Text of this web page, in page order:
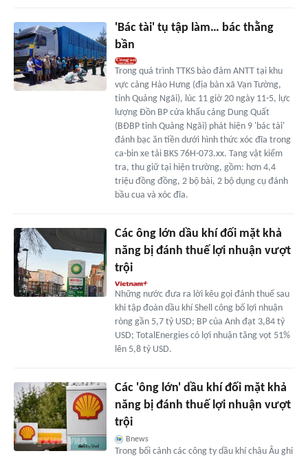
'Bác tài' tụ tập làm… bác thằng
bần
Trong quá trình TTKS bảo đảm ANTT tại khu
vực cảng Hào Hưng (địa bàn xã Vạn Tường,
tỉnh Quảng Ngãi), lúc 11 giờ 20 ngày 11-5, lực
lượng Đồn BP cửa khẩu cảng Dung Quất
(BĐBP tỉnh Quảng Ngãi) phát hiện 9 'bác tài'
đánh bạc ăn tiền dưới hình thức xóc đĩa trong
ca-bin xe tải BKS 76H-073.xx. Tang vật kiểm
tra, thu giữ tại hiện trường, gồm: hơn 4,4
triệu đồng đồng, 2 bộ bài, 2 bộ dụng cụ đánh
bầu cua và xóc đĩa.
Các ông lớn dầu khí đối mặt khả
năng bị đánh thuế lợi nhuận vượt
trội
Những nước đưa ra lời kêu gọi đánh thuế sau
khi tập đoàn dầu khí Shell công bố lợi nhuận
ròng gần 5,7 tỷ USD; BP của Anh đạt 3,84 tỷ
USD; TotalEnergies có lợi nhuận tăng vọt 51%
lên 5,8 tỷ USD.
Các 'ông lớn' dầu khí đối mặt khả
năng bị đánh thuế lợi nhuận vượt
trội
Bnews
Trong bối cảnh các công ty dầu khí châu Âu ghi